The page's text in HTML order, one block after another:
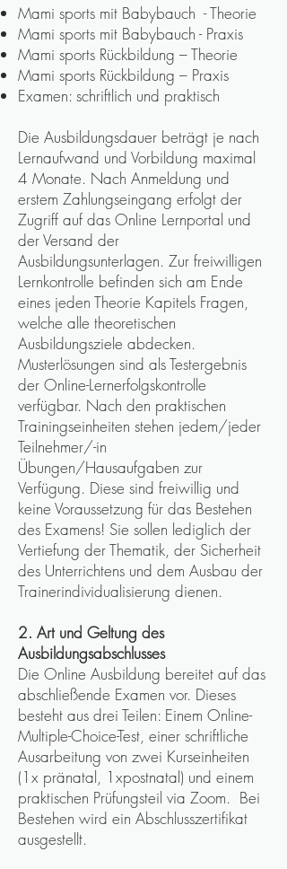
Mami sports mit Babybauch - Theorie
Mami sports mit Babybauch - Praxis
Mami sports Rückbildung – Theorie
Mami sports Rückbildung – Praxis
Examen: schriftlich und praktisch
Die Ausbildungsdauer beträgt je nach
Lernaufwand und Vorbildung maximal
4 Monate. Nach Anmeldung und
erstem Zahlungseingang erfolgt der
Zugriff auf das Online Lernportal und
der Versand der
Ausbildungsunterlagen. Zur freiwilligen
Lernkontrolle befinden sich am Ende
eines jeden Theorie Kapitels Fragen,
welche alle theoretischen
Ausbildungsziele abdecken.
Musterlösungen sind als Testergebnis
der Online-Lernerfolgskontrolle
verfügbar. Nach den praktischen
Trainingseinheiten stehen jedem/jeder
Teilnehmer/-in
Übungen/Hausaufgaben zur
Verfügung. Diese sind freiwillig und
keine Voraussetzung für das Bestehen
des Examens! Sie sollen lediglich der
Vertiefung der Thematik, der Sicherheit
des Unterrichtens und dem Ausbau der
Trainerindividualisierung dienen.
2. Art und Geltung des
Ausbildungsabschlusses
Die Online Ausbildung bereitet auf das
abschließende Examen vor. Dieses
besteht aus drei Teilen: Einem Online-
Multiple-Choice-Test, einer schriftliche
Ausarbeitung von zwei Kurseinheiten
(1x pränatal, 1xpostnatal) und einem
praktischen Prüfungsteil via Zoom. Bei
Bestehen wird ein Abschlusszertifikat
ausgestellt.